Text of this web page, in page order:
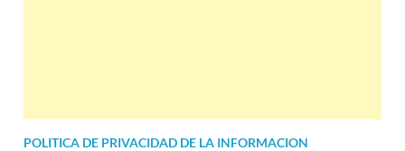
POLITICA DE PRIVACIDAD DE LA INFORMACION